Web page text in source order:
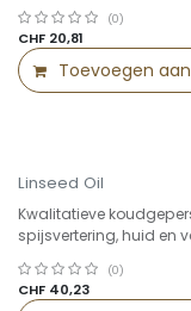
(0)
CHF 20,81
Toevoegen
Linseed Oil
Kwalitatieve
spijsvertering, huid en
(0)
CHF 40,23